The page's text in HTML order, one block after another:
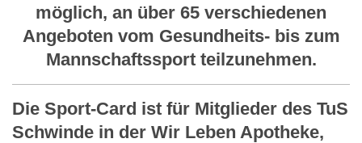
möglich, an über 65 verschiedenen
Angeboten vom Gesundheits- bis zum
Mannschaftssport teilzunehmen.
Die Sport-Card ist für Mitglieder des TuS
Schwinde in der Wir Leben Apotheke,